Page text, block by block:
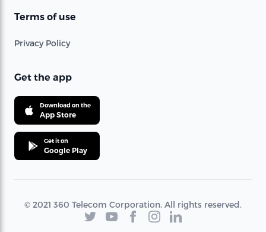
Terms of use
Privacy Policy
Get the app
Download on the
App Store
Get it on
Google Play
© 2021 360 Telecom Corporation. All rights reserved.